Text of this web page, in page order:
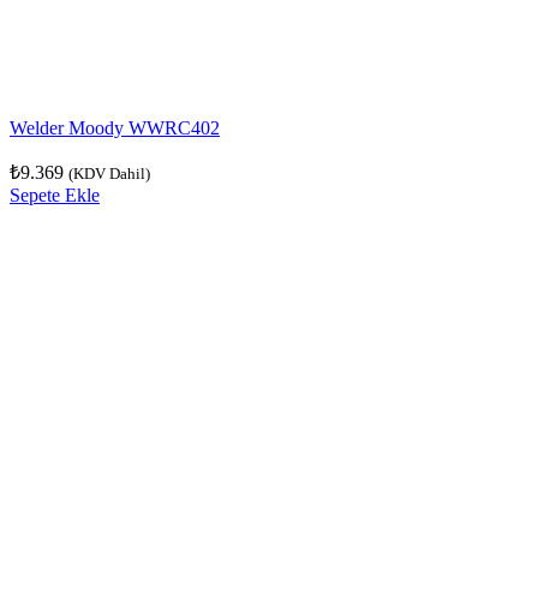
Welder Moody WWRC402
₺9.369 (KDV Dahil)
Sepete Ekle